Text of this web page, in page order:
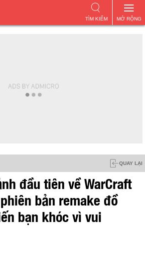
MỞ RỘNG
TÌM KIẾM
QUAY LẠI
đầu tiên về WarCraft
bản remake đồ
bạn khóc vì vui